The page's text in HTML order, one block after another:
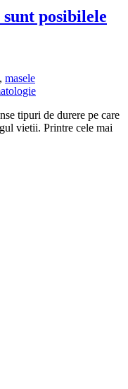
posibilele
, masele
tipuri de durere pe care
vietii. Printre cele mai